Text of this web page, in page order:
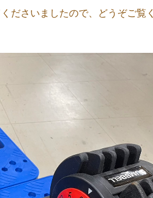
ださいましたので、どうぞご覧く